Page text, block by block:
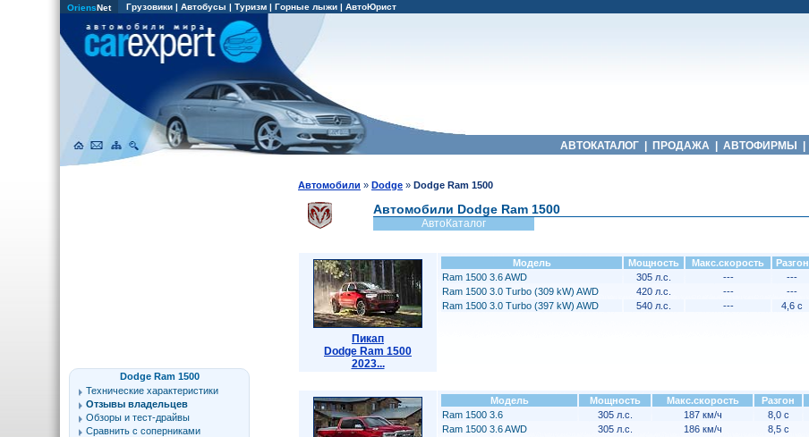
OriensNet Грузовики | Автобусы | Туризм | Горные лыжи | АвтоЮрист
АВТОКАТАЛОГ ПРОДАЖА АВТОФИРМЫ
Dodge Ram 1500
Технические характеристики
Отзывы владельцев
Обзоры и тест-драйвы
Сравнить с соперниками
Автомобили » Dodge » Dodge Ram 1500
Автомобили Dodge Ram 1500
АвтоКаталог
Пикап
Dodge Ram 1500
2023...
Модель Мощность Макс.скорость Разгон
Ram 1500 3.6 AWD
305 л.с. --- ---
Ram 1500 3.0 Turbo (309 kW) AWD
420 л.с. --- ---
Ram 1500 3.0 Turbo (397 kW) AWD
540 л.с. --- 4,6 с
Модель Мощность Макс.скорость Разгон
Ram 1500 3.6
305 л.с. 187 км/ч 8,0 с
Ram 1500 3.6 AWD
305 л.с. 186 км/ч 8,5 с